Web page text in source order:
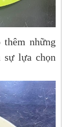
thêm những
sự lựa chọn